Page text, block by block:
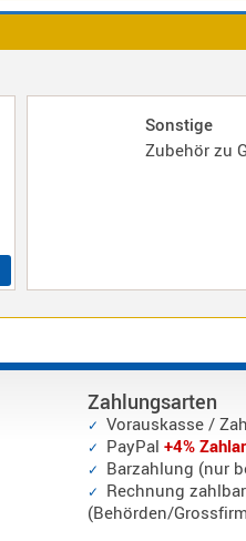
Sonstige
Zubehör zu
Zahlungsarten
Vorauskasse /
PayPal +4%
Barzahlung (nur
Rechnung
(Behörden/